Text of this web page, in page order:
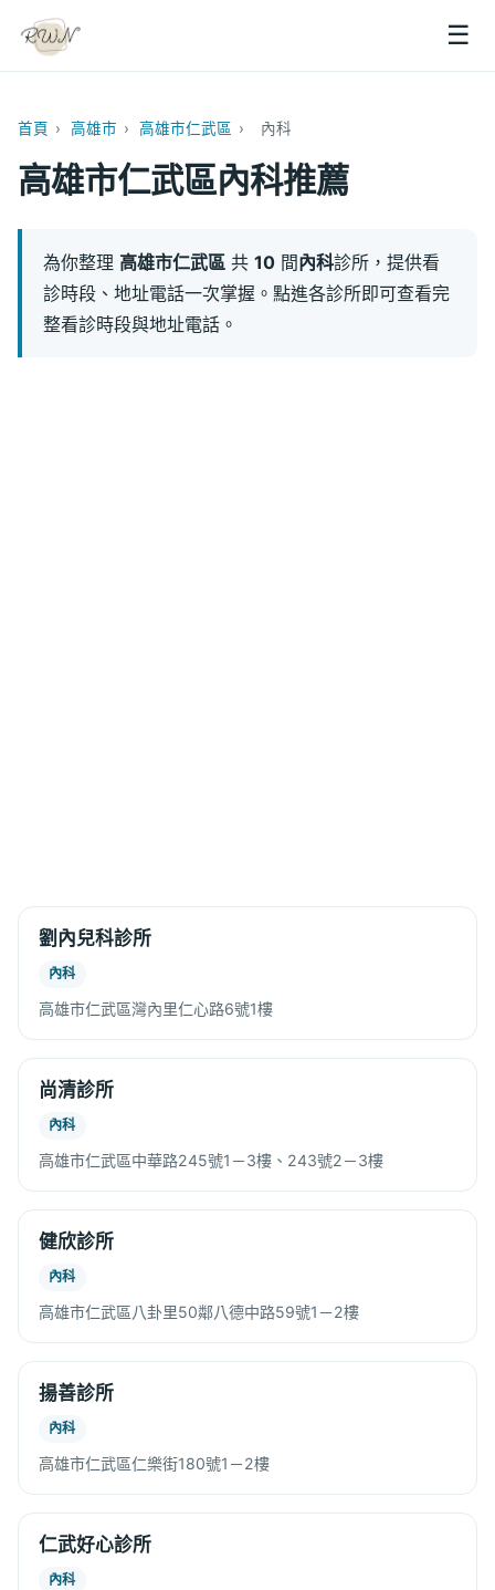
☰
首頁 › 高雄市 › 高雄市仁武區 › 內科
高雄市仁武區內科推薦
為你整理 高雄市仁武區 共10 間內科診所，提供看
診時段、地址電話一次掌握。點進各診所即可查看完
整看診時段與地址電話。
劉內兒科診所
內科
高雄市仁武區灣內里仁心路6號1樓
尚清診所
內科
高雄市仁武區中華路245號1－3樓、243號2－3樓
健欣診所
內科
高雄市仁武區八卦里50鄰八德中路59號1－2樓
揚善診所
內科
高雄市仁武區仁樂街180號1－2樓
仁武好心診所
內科